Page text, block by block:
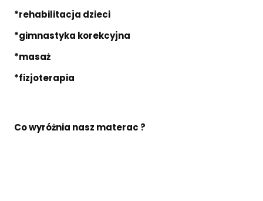
*rehabilitacja dzieci
*gimnastyka korekcyjna
*masaż
*fizjoterapia
Co wyróżnia nasz materac ?